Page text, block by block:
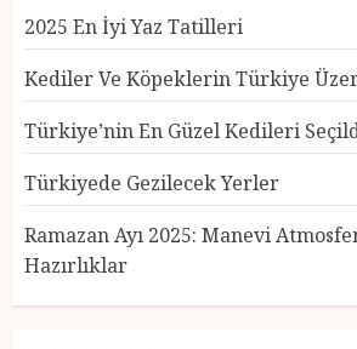
2025 En İyi Yaz Tatilleri
Kediler Ve Köpeklerin Türkiye
Türkiye’nin En Güzel Kedileri
Türkiyede Gezilecek Yerler
Ramazan Ayı 2025: Manevi
Hazırlıklar
Türkiye’nin
Seçildi
12 MART 2025